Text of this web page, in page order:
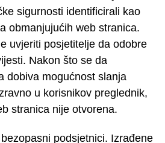
sigurnosti identificirali kao
obmanjujućih web stranica.
uvjeriti posjetitelje da odobre
Nakon što se da
dobiva mogućnost slanja
u korisnikov preglednik,
stranica nije otvorena.
podsjetnici. Izrađene